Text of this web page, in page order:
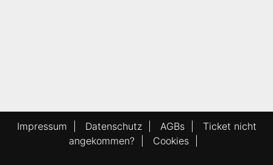
Impressum Datenschutz| AGBs| Ticket nicht
angekommen?
Cookies